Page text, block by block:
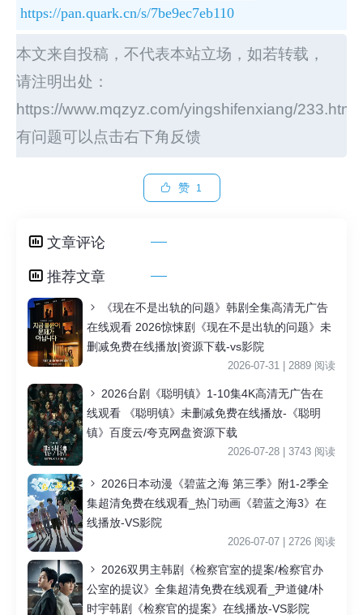
https://pan.quark.cn/s/7be9ec7eb110
本文来自投稿，不代表本站立场，如若转载，
请注明出处：
https://www.mqzyz.com/yingshifenxiang/233.html
有问题可以点击右下角反馈
赞 1
文章评论
推荐文章
《现在不是出轨的问题》韩剧全集高清无广告
在线观看 2026惊悚剧《现在不是出轨的问题》未
删减免费在线播放|资源下载-vs影院
2026-07-31 | 2889 阅读
2026台剧《聪明镇》1-10集4K高清无广告在
线观看 《聪明镇》未删减免费在线播放-《聪明
镇》百度云/夸克网盘资源下载
2026-07-28 | 3743 阅读
2026日本动漫《碧蓝之海 第三季》附1-2季全
集超清免费在线观看_热门动画《碧蓝之海3》在
线播放-VS影院
2026-07-07 | 2726 阅读
2026双男主韩剧《检察官室的提案/检察官办
公室的提议》全集超清免费在线观看_尹道健/朴
时宇韩剧《检察官的提案》在线播放-VS影院